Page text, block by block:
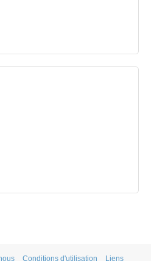
Conditions d'utilisation Liens